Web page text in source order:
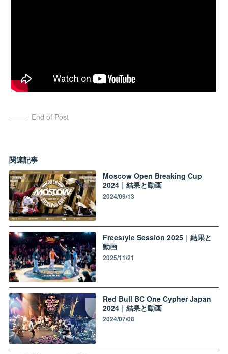
End of Post
関連記事
Moscow Open Breaking Cup
2024｜結果と動画
2024/09/13
Freestyle Session 2025｜結果と
動画
2025/11/21
Red Bull BC One Cypher Japan
2024｜結果と動画
2024/07/08